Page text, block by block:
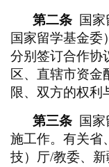
第二条 国家
国家留学基金委
分别签订合作协
区、直辖市资金
限、双方的权利
第三条 国家
施工作。有关省
技）厅/教委、